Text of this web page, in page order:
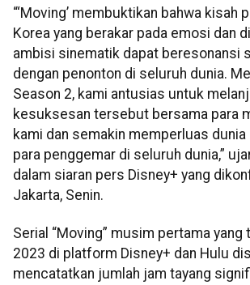
“‘Moving’ membuktikan bahwa kisah
Korea yang berakar pada emosi dan
ambisi sinematik dapat beresonansi
dengan penonton di seluruh dunia.
Season 2, kami antusias untuk
kesuksesan tersebut bersama para
kami dan semakin memperluas dunia
para penggemar di seluruh dunia,”
dalam siaran pers Disney+ yang
Jakarta, Senin.
Serial “Moving” musim pertama yang
2023 di platform Disney+ dan Hulu
mencatatkan jumlah jam tayang